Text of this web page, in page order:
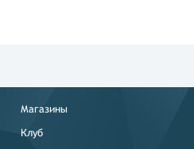
Магазины
Клуб